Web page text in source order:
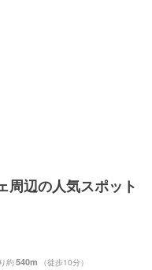
周辺の人気スポット
約540m （徒歩10分）